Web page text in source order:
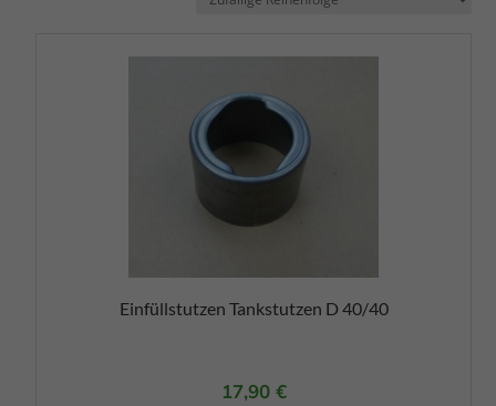
Einfüllstutzen Tankstutzen D 40/40
17,90 €